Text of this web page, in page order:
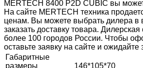
MERTECH 8400 P2D CUBIC вы
На сайте MERTECH техника
ценам. Вы можете выбрать дилера в
заказать доставку товара. Дилерская
более 100 городов России. Чтобы
оставьте заявку на сайте и
Габаритные
размеры
146*105*70